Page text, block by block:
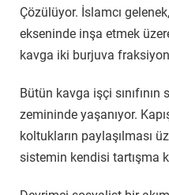
Çözülüyor. İslamcı
ekseninde inşa etmek
kavga iki burjuva
Bütün kavga işçi
zemininde yaşanıyor.
koltukların paylaşılması
sistemin kendisi tartışma